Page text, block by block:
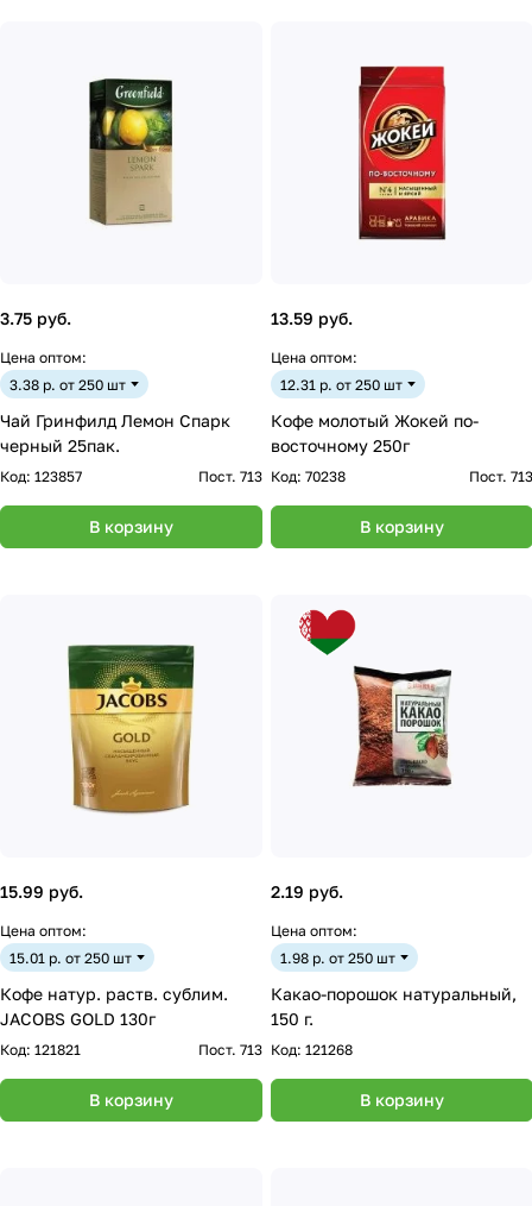
3.75 руб.
Цена оптом:
3.38 р. от 250 шт
Чай Гринфилд Лемон Спарк
черный 25пак.
Код: 123857 Пост. 713
В корзину
13.59 руб.
Цена оптом:
12.31 р. от 250 шт
Кофе молотый Жокей по-
восточному 250г
Код: 70238 Пост. 713
В корзину
15.99 руб.
Цена оптом:
15.01 р. от 250 шт
Кофе натур. раств. сублим.
JACOBS GOLD 130г
Код: 121821 Пост. 713
В корзину
2.19 руб.
Цена оптом:
1.98 р. от 250 шт
Какао-порошок натуральный,
150 г.
Код: 121268
В корзину